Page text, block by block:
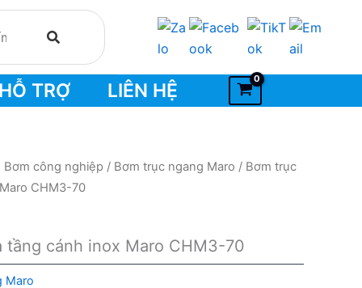
HỖ TRỢ LIÊN HỆ
công nghiệp / Bơm trục ngang Maro / Bơm trục
CHM3-70
tầng cánh inox Maro CHM3-70
Maro